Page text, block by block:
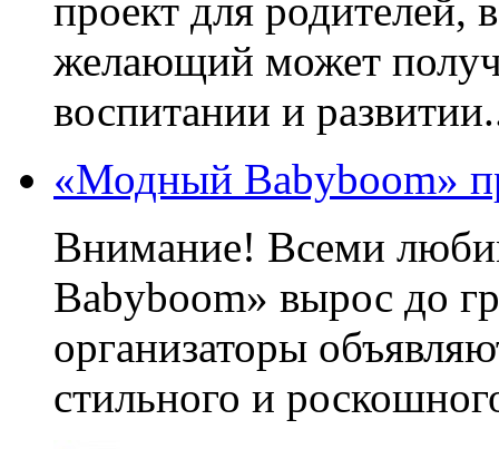
проект для родителей,
желающий может
воспитании и
«Модный Babyboom»
Внимание! Всеми
Babyboom» вырос до
организаторы
стильного и